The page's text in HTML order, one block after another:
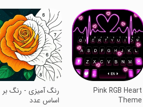
Pink RGB Heart
Theme
‏رنگ آمیزی - رنگ بر
اساس عدد